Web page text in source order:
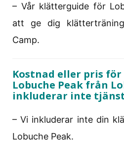
– Vår klätterguide för
att ge dig
Camp.
Kostnad eller pris
Lobuche Peak från
inkluderar inte
– Vi inkluderar inte din
Lobuche Peak.